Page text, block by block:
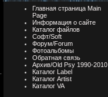
Главная страница Main
Page
Информация о сайте
Каталог файлов
Софт/Soft
Форум/Forum
Фотоальбомы
Обратная связь
Архив/Old Psy 1990-2010
Каталог Label
Каталог Artist
Каталог VA